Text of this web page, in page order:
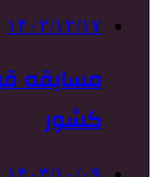
۱۴۰۲/۱۲/۱۷
مسابقه
کشور